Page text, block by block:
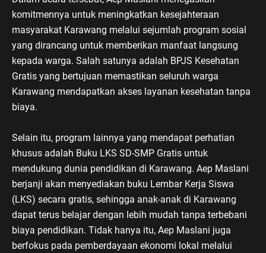
komitmennya untuk meningkatkan kesejahteraan
masyarakat Karawang melalui sejumlah program sosial
yang dirancang untuk memberikan manfaat langsung
kepada warga. Salah satunya adalah BPJS Kesehatan
Gratis yang bertujuan memastikan seluruh warga
Karawang mendapatkan akses layanan kesehatan tanpa
biaya.
Selain itu, program lainnya yang mendapat perhatian
khusus adalah Buku LKS SD-SMP Gratis untuk
mendukung dunia pendidikan di Karawang. Aep Maslani
berjanji akan menyediakan buku Lembar Kerja Siswa
(LKS) secara gratis, sehingga anak-anak di Karawang
dapat terus belajar dengan lebih mudah tanpa terbebani
biaya pendidikan. Tidak hanya itu, Aep Maslani juga
berfokus pada pemberdayaan ekonomi lokal melalui